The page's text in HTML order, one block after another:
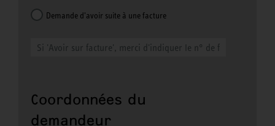
Demande d'avoir suite à une facture
Coordonnées du
demandeur